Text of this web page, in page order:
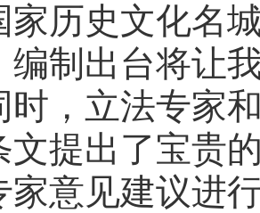
家历史文化名
编制出台将让
时，立法专家
文提出了宝贵
家意见建议进